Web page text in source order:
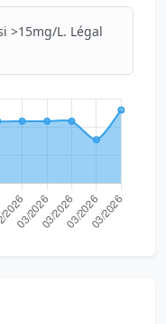
>15mg/L. Légal